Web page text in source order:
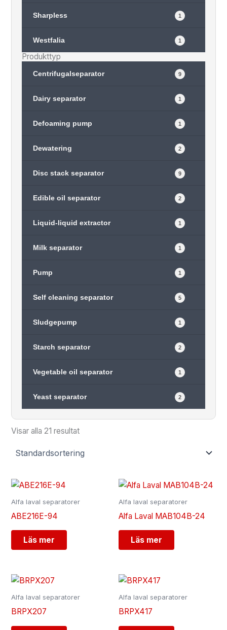
Sharpless 1
Westfalia 1
Produkttyp
Centrifugalseparator 9
Dairy separator 1
Defoaming pump 1
Dewatering 2
Disc stack separator 9
Edible oil separator 2
Liquid-liquid extractor 1
Milk separator 1
Pump 1
Self cleaning separator 5
Sludgepump 1
Starch separator 2
Vegetable oil separator 1
Yeast separator 2
Visar alla 21 resultat
Alfa laval separatorer
ABE216E-94
Läs mer
Alfa laval separatorer
Alfa Laval MAB104B-24
Läs mer
Alfa laval separatorer
BRPX207
Alfa laval separatorer
BRPX417